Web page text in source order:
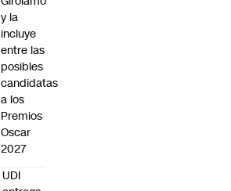
y la
incluye
entre las
posibles
candidatas
a los
Premios
Oscar
2027
UDI